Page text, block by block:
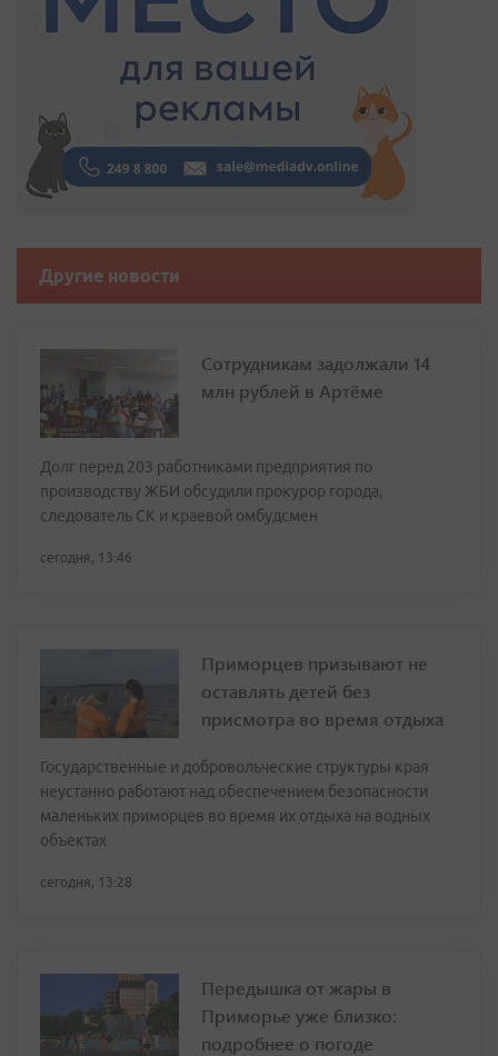
Другие новости
Сотрудникам задолжали 14
млн рублей в Артёме
Долг перед 203 работниками предприятия по
производству ЖБИ обсудили прокурор города,
следователь СК и краевой омбудсмен
сегодня, 13:46
Приморцев призывают не
оставлять детей без
присмотра во время отдыха
Государственные и добровольческие структуры края
неустанно работают над обеспечением безопасности
маленьких приморцев во время их отдыха на водных
объектах
сегодня, 13:28
Передышка от жары в
Приморье уже близко:
подробнее о погоде